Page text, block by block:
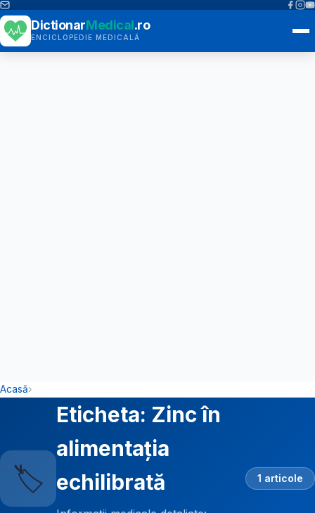
DictionarMedical.ro
ENCICLOPEDIE MEDICALĂ
Acasă›
🏷️
Eticheta: Zinc în
alimentația
echilibrată
1 articole